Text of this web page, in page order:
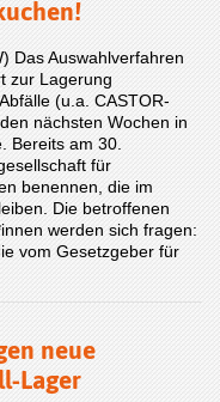
Das Auswahlverfahren
zur Lagerung
(u.a. CASTOR-
nächsten Wochen in
Bereits am 30.
für
benennen, die im
Die betroffenen
werden sich fragen:
vom Gesetzgeber für
neue
Lager